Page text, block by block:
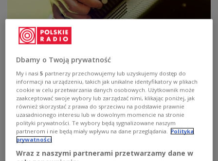
EtnoKraków/Rozstaje. Święto folkowego
brzmienia
- Koncertów mamy blisko dwadzieścia, a spotkań
warsztatowych nie mniej - podkreślał Jan Słowiński,
dyrektor festiwalu EtnoKraków/Rozstaje, opowiadając o
tegorocznej odsłonie tej imprezy.
Zobacz więcej na temat:muzyka ludowa Piotr Kędziorek
Dbamy o Twoją prywatność
My i nasi5 partnerzy przechowujemy lub uzyskujemy dostęp do
informacji na urządzeniu, takich jak unikalne identyfikatory w plikach
cookie w celu przetwarzania danych osobowych. Użytkownik może
zaakceptować swoje wybory lub zarządzać nimi, klikając poniżej, jak
również skorzystać z prawa do sprzeciwu na podstawie prawnie
uzasadnionego interesu lub w dowolnym momencie na stronie
polityki prywatności. Te wybory będą sygnalizowane naszym
partnerom i nie będą miały wpływu na dane przeglądania. Polityka
prywatności
Wraz z naszymi partnerami przetwarzamy dane w